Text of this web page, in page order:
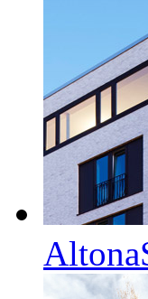
Altona